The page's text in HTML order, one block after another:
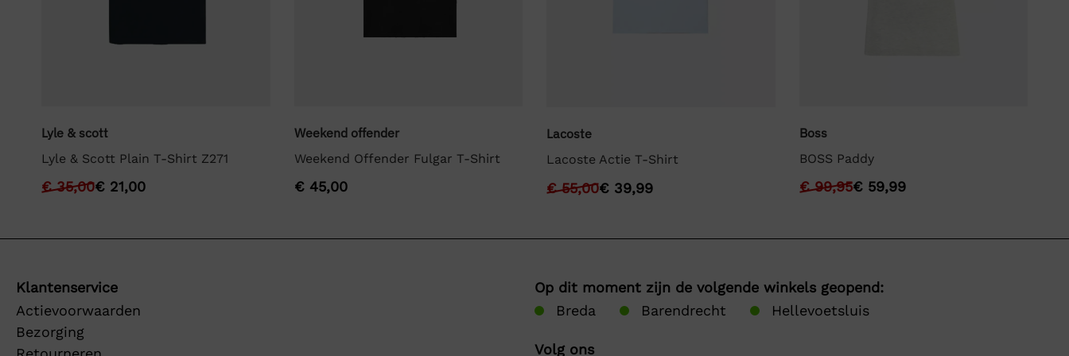
Lyle & scott
Lyle & Scott Plain T-Shirt Z271
€35,00€ 21,00
Weekend offender
Weekend Offender Fulgar T-Shirt
€45,00
Lacoste
Lacoste Actie T-Shirt
€55,00€ 39,99
Boss
BOSS Paddy
€99,95€59,99
Klantenservice
Actievoorwaarden
Bezorging
Op dit moment zijn de volgende winkels geopend:
Breda
Barendrecht Hellevoetsluis
Volg ons